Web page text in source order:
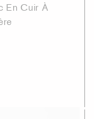
En Cuir À